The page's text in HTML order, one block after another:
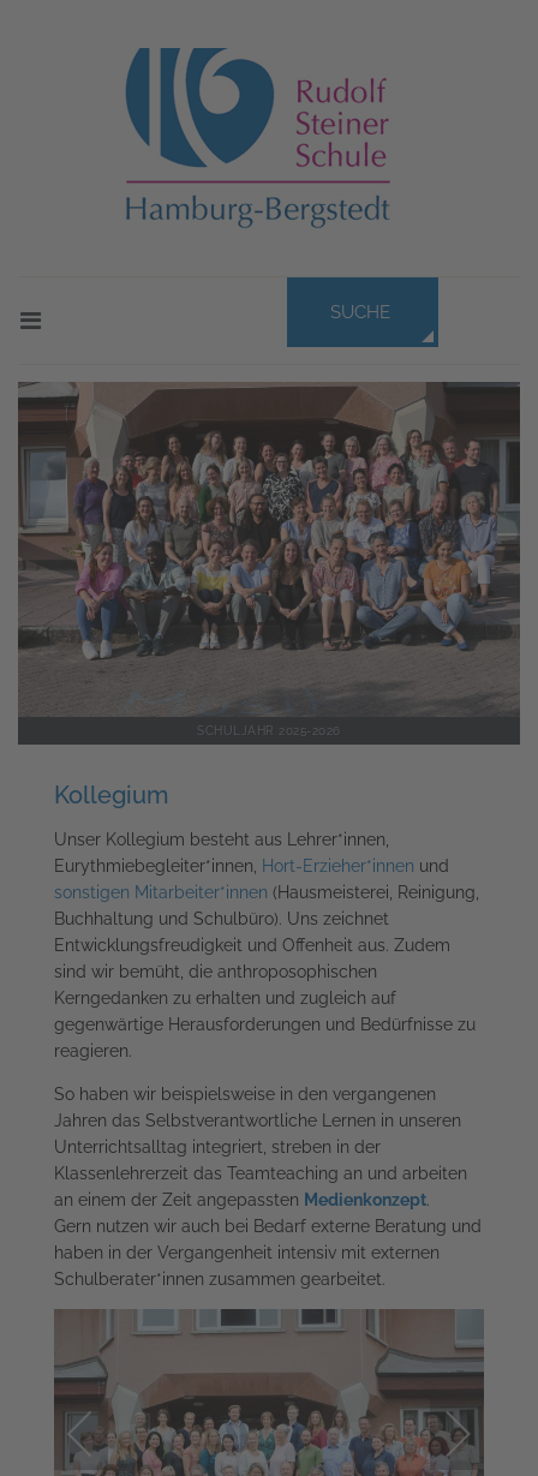
SUCHE
SCHULJAHR 2025-2026
Kollegium
Unser Kollegium besteht aus Lehrer*innen,
Eurythmiebegleiter*innen,
Hort-Erzieher*innen und
sonstigen Mitarbeiter*innen (Hausmeisterei, Reinigung,
Buchhaltung und Schulbüro). Uns zeichnet
Entwicklungsfreudigkeit und Offenheit aus. Zudem
sind wir bemüht, die anthroposophischen
Kerngedanken zu erhalten und zugleich auf
gegenwärtige Herausforderungen und Bedürfnisse zu
reagieren.
So haben wir beispielsweise in den vergangenen
Jahren das Selbstverantwortliche Lernen in unseren
Unterrichtsalltag integriert, streben in der
Klassenlehrerzeit das Teamteaching an und arbeiten
an einem der Zeit angepassten Medienkonzept
Gern nutzen wir auch bei Bedarf externe Beratung und
haben in der Vergangenheit intensiv mit externen
Schulberater*innen zusammen gearbeitet.